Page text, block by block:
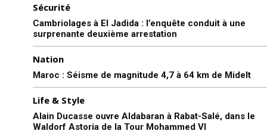
Famine déclarée au Soudan
plusieurs régions du Soudan
du Sud et la sécurité
alimentaire de la moitié de la
population pourrait être
menacée d’ici juillet, a
déclaré lundi le président du
Bureau national des
In "Afrique"
Sécurité
Cambriolages à El Jadida : l’enquête conduit à une
surprenante deuxième arrestation
Nation
Maroc : Séisme de magnitude 4,7 à 64 km de Midelt
Life & Style
Alain Ducasse ouvre Aldabaran à Rabat-Salé, dans le
Waldorf Astoria de la Tour Mohammed VI